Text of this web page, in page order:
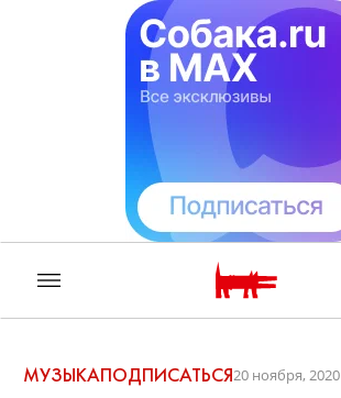
МУЗЫКАПОДПИСАТЬСЯ20 ноября, 2020